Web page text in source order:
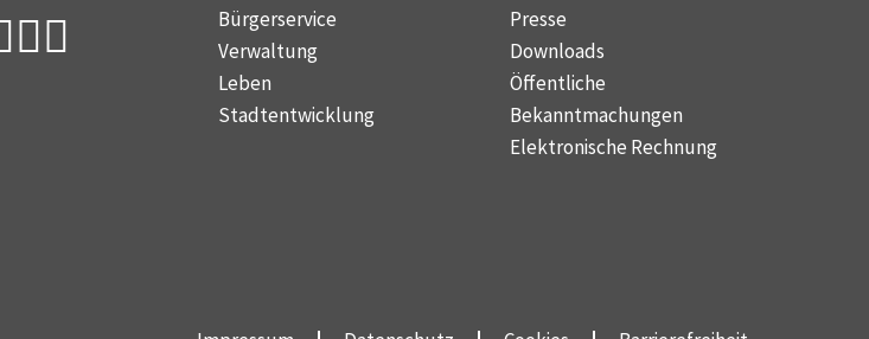
Bürgerservice
Verwaltung
Leben
Stadtentwicklung
Presse
Downloads
Öffentliche
Bekanntmachungen
Elektronische Rechnung